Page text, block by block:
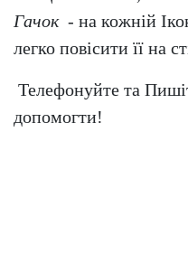
Гачок - на кожній
легко повісити її на
Телефонуйте та
допомогти!